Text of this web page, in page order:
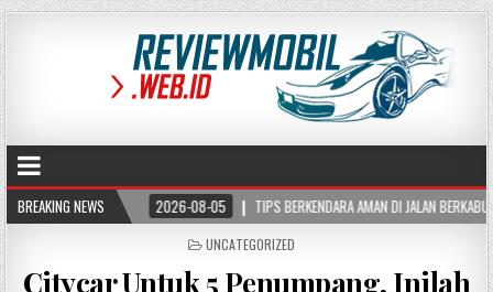
BREAKING NEWS
2026-08-05 TIPS BERKENDARA AMAN DI JALAN BERKABUT, KURANGI RISIKO
POSTED
UNCATEGORIZED
Citycar Untuk 5 Penumpang, Inilah